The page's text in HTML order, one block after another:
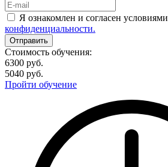
Я ознакомлен и согласен условиями
конфиденциальности.
Отправить
Стоимость обучения:
6300 руб.
5040 руб.
Пройти обучение